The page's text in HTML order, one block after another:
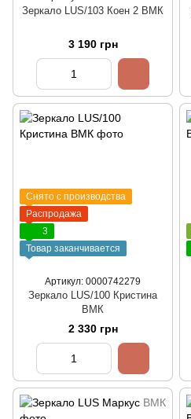
Зеркало LUS/103 Коен 2 ВМК
3 190 грн
Снято с производства
Распродажа
3
Товар заканчивается
Артикул: 0000742279
Зеркало LUS/100 Кристина
ВМК
2 330 грн